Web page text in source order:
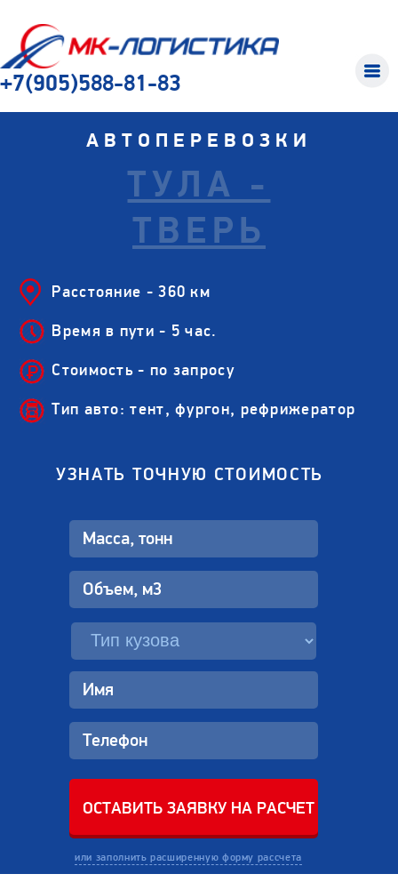
+7(905)588-81-83
АВТОПЕРЕВОЗКИ
ТУЛА -
ТВЕРЬ
Расстояние - 360 км
Время в пути - 5 час.
Стоимость - по запросу
Тип авто: тент, фургон, рефрижератор
УЗНАТЬ ТОЧНУЮ СТОИМОСТЬ
или заполнить расширенную форму рассчета